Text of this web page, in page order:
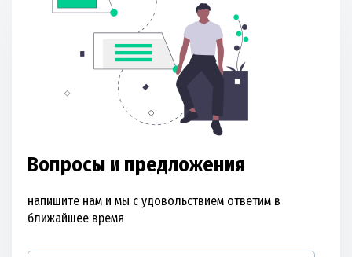
Вопросы и предложения
напишите нам и мы с удовольствием ответим в
ближайшее время